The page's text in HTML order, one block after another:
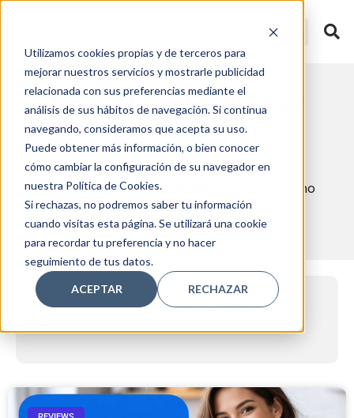
Utilizamos cookies propias y de terceros para
mejorar nuestros servicios y mostrarle publicidad
relacionada con sus preferencias mediante el
análisis de sus hábitos de navegación. Si continua
navegando, consideramos que acepta su uso.
Puede obtener más información, o bien conocer
cómo cambiar la configuración de su navegador en
nuestra Política de Cookies.
Si rechazas, no podremos saber tu información
cuando visitas esta página. Se utilizará una cookie
para recordar tu preferencia y no hacer
seguimiento de tus datos.
ACEPTAR RECHAZAR
Etiqueta: WordPress
Crea tu primer sitio web gratuito o blog
fácilmente usandoWordPress
. Aprende como
hacerlo con nuestros artículos.
SE Ranking y la Inteligencia
qu
Automatización inteligente
de email marketing en
2026: cómo usar MailerLite
para escalar tu negocio